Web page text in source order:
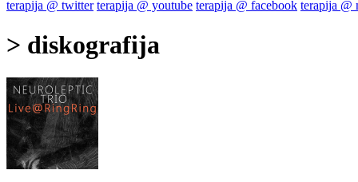
terapija @ twitter terapija @ youtube terapija @ facebook terapija @
> diskografija